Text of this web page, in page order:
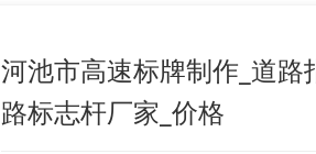
河池市高速标牌制作_道路
路标志杆厂家_价格